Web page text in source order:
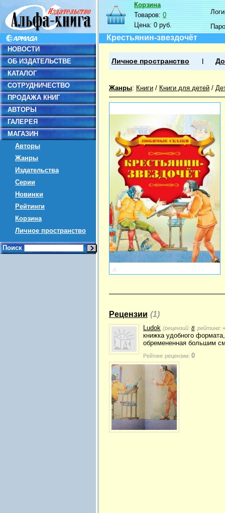
НОВОСТИ
ОБ ИЗДАТЕЛЬСТВЕ
КАТАЛОГ
СОТРУДНИЧЕСТВО
ПРОДАЖА КНИГ
АВТОРЫ
ГАЛЕРЕЯ
МАГАЗИН
Авторы
Жанры
Издательства
Серии
Новинки
Рейтинги
Корзина
Личное пространство
Поиск
Корзина
Товаров:0
Цена:0 руб.
Крестьянин-звездочёт
Личное пространство
Жанры: Книги / Книги для детей /
Рецензии (1)
Ludok (рецензий: 8 , рейтинг:
книжка удобного
обремененная большим
Рейтинг рецензии: 0